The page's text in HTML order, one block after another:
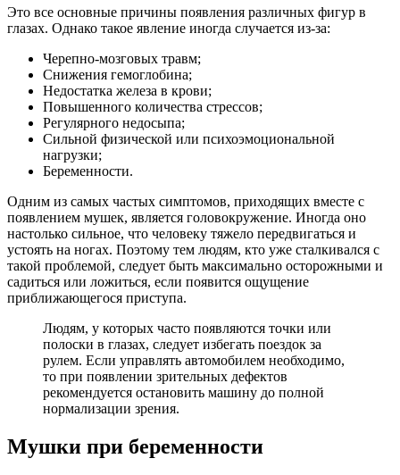
Это все основные причины появления различных фигур в
глазах. Однако такое явление иногда случается из-за:
Черепно-мозговых травм;
Снижения гемоглобина;
Недостатка железа в крови;
Повышенного количества стрессов;
Регулярного недосыпа;
Сильной физической или психоэмоциональной
нагрузки;
Беременности.
Одним из самых частых симптомов, приходящих вместе с
появлением мушек, является головокружение. Иногда оно
настолько сильное, что человеку тяжело передвигаться и
устоять на ногах. Поэтому тем людям, кто уже сталкивался с
такой проблемой, следует быть максимально осторожными и
садиться или ложиться, если появится ощущение
приближающегося приступа.
Людям, у которых часто появляются точки или
полоски в глазах, следует избегать поездок за
рулем. Если управлять автомобилем необходимо,
то при появлении зрительных дефектов
рекомендуется остановить машину до полной
нормализации зрения.
Мушки при беременности